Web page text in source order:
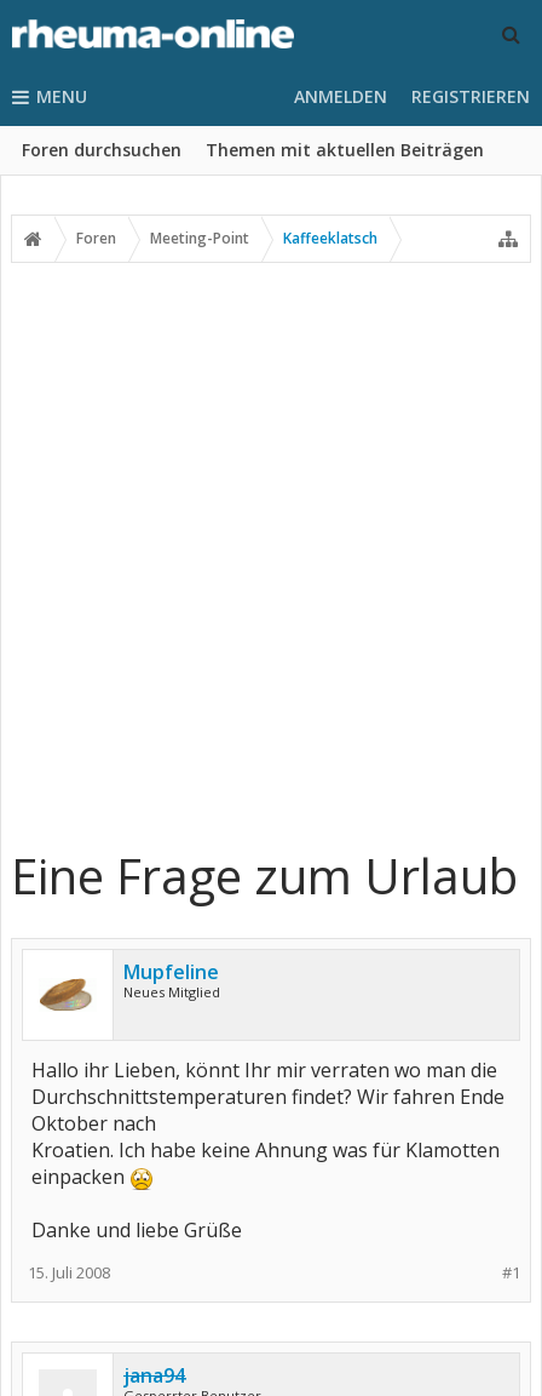
MENU
Foren durchsuchen Themen mit aktuellen Beiträgen
ANMELDEN REGISTRIEREN
Foren Meeting-Point Kaffeeklatsch
Eine Frage zum Urlaub
Mupfeline
Neues Mitglied
Hallo ihr Lieben, könnt Ihr mir verraten wo man die
Durchschnittstemperaturen findet? Wir fahren Ende
Oktober nach
Kroatien. Ich habe keine Ahnung was für Klamotten
einpacken
Danke und liebe Grüße
#1
15. Juli 2008
jana94